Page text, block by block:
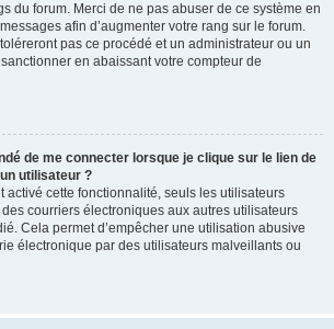
du forum. Merci de ne pas abuser de ce système en
afin d’augmenter votre rang sur le forum.
pas ce procédé et un administrateur ou un
en abaissant votre compteur de
de me connecter lorsque je clique sur le lien de
utilisateur ?
activé cette fonctionnalité, seuls les utilisateurs
courriers électroniques aux autres utilisateurs
Cela permet d’empêcher une utilisation abusive
électronique par des utilisateurs malveillants ou